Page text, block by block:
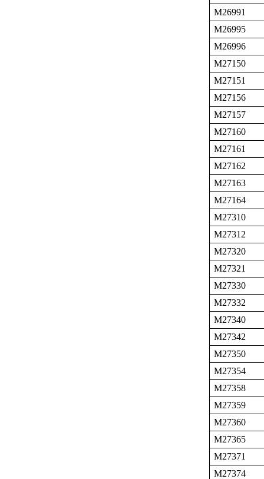
M26991
M26995
M26996
M27150
M27151
M27156
M27157
M27160
M27161
M27162
M27163
M27164
M27310
M27312
M27320
M27321
M27330
M27332
M27340
M27342
M27350
M27354
M27358
M27359
M27360
M27365
M27371
M27374